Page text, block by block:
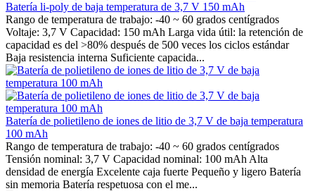
Batería li-poly de baja temperatura de 3,7 V 150 mAh
Rango de temperatura de trabajo: -40 ~ 60 grados centígrados
Voltaje: 3,7 V Capacidad: 150 mAh Larga vida útil: la retención de
capacidad es del >80% después de 500 veces los ciclos estándar
Baja resistencia interna Suficiente capacida...
Batería de polietileno de iones de litio de 3,7 V de baja temperatura
100 mAh
Rango de temperatura de trabajo: -40 ~ 60 grados centígrados
Tensión nominal: 3,7 V Capacidad nominal: 100 mAh Alta
densidad de energía Excelente caja fuerte Pequeño y ligero Batería
sin memoria Batería respetuosa con el me...